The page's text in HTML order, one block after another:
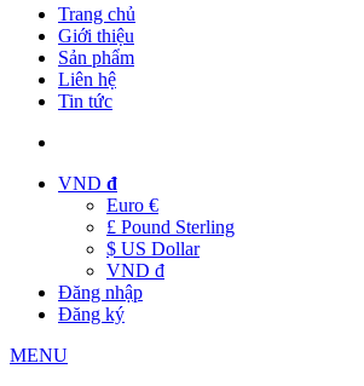
Trang chủ
Giới thiệu
Sản phẩm
Liên hệ
Tin tức
VND đ
Euro €
£ Pound Sterling
$ US Dollar
VND đ
Đăng nhập
Đăng ký
MENU